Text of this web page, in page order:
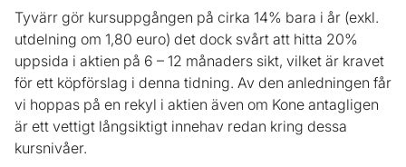
Tyvärr gör kursuppgången på cirka 14% bara i år (exkl.
utdelning om 1,80 euro) det dock svårt att hitta 20%
uppsida i aktien på 6 – 12 månaders sikt, vilket är kravet
för ett köpförslag i denna tidning. Av den anledningen får
vi hoppas på en rekyl i aktien även om Kone antagligen
är ett vettigt långsiktigt innehav redan kring dessa
kursnivåer.